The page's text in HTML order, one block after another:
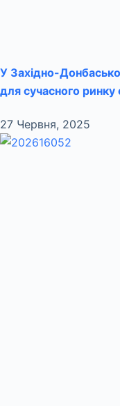
У Західно-
для сучасного
27 Червня, 2025